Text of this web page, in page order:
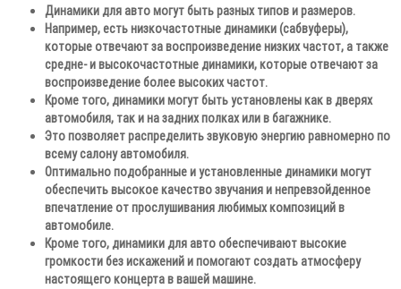
Динамики для авто могут быть разных типов и размеров.
Например, есть низкочастотные динамики (сабвуферы),
которые отвечают за воспроизведение низких частот, а также
средне- и высокочастотные динамики, которые отвечают за
воспроизведение более высоких частот.
Кроме того, динамики могут быть установлены как в дверях
автомобиля, так и на задних полках или в багажнике.
Это позволяет распределить звуковую энергию равномерно по
всему салону автомобиля.
Оптимально подобранные и установленные динамики могут
обеспечить высокое качество звучания и непревзойденное
впечатление от прослушивания любимых композиций в
автомобиле.
Кроме того, динамики для авто обеспечивают высокие
громкости без искажений и помогают создать атмосферу
настоящего концерта в вашей машине.